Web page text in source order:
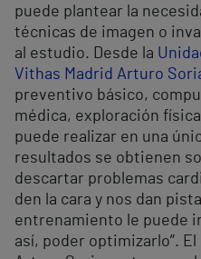
puede plantear la
técnicas de imagen o
al estudio. Desde la
Vithas Madrid Arturo
preventivo básico,
médica, exploración
puede realizar en una
resultados se obtienen
descartar problemas
den la cara y nos dan
entrenamiento le puede
así, poder optimizarlo”.